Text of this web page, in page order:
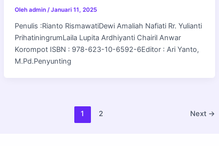
Oleh admin /Januari 11, 2025
Penulis :Rianto RismawatiDewi Amaliah Nafiati Rr. Yulianti
PrihatiningrumLaila Lupita Ardhiyanti Chairil Anwar
Korompot ISBN : 978-623-10-6592-6Editor : Ari Yanto,
M.Pd.Penyunting
1 2 Next →